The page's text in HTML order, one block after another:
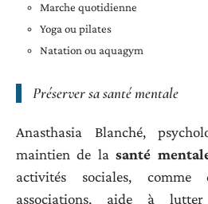
Marche quotidienne
Yoga ou pilates
Natation ou aquagym
Préserver sa santé mentale
Anasthasia Blanché,
maintien de lasanté
activités sociales,
associations, aide à lutter